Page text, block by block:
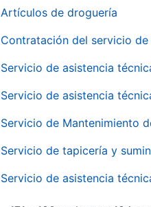
Artículos de droguería
Contratación del servicio
Servicio de asistencia
Servicio de asistencia
Servicio de Mantenimiento
Servicio de tapicería y
Servicio de asistencia